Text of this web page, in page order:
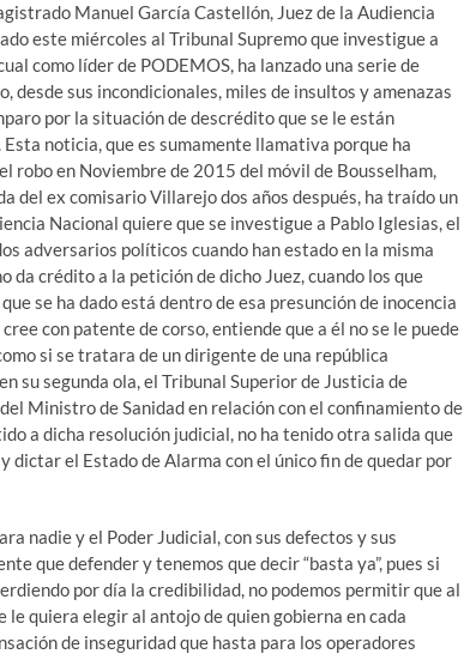
Manuel García Castellón, Juez de la Audiencia
este miércoles al Tribunal Supremo que investigue a
como líder de PODEMOS, ha lanzado una serie de
desde sus incondicionales, miles de insultos y amenazas
por la situación de descrédito que se le están
noticia, que es sumamente llamativa porque ha
robo en Noviembre de 2015 del móvil de Bousselham,
del ex comisario Villarejo dos años después, ha traído un
Nacional quiere que se investigue a Pablo Iglesias, el
adversarios políticos cuando han estado en la misma
da crédito a la petición de dicho Juez, cuando los que
se ha dado está dentro de esa presunción de inocencia
con patente de corso, entiende que a él no se le puede
si se tratara de un dirigente de una república
su segunda ola, el Tribunal Superior de Justicia de
Ministro de Sanidad en relación con el confinamiento de
a dicha resolución judicial, no ha tenido otra salida que
dictar el Estado de Alarma con el único fin de quedar por
nadie y el Poder Judicial, con sus defectos y sus
que defender y tenemos que decir “basta ya”, pues si
por día la credibilidad, no podemos permitir que al
le quiera elegir al antojo de quien gobierna en cada
de inseguridad que hasta para los operadores